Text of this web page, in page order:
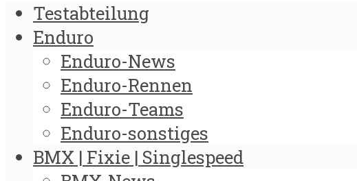
Testabteilung
Enduro
Enduro-News
Enduro-Rennen
Enduro-Teams
Enduro-sonstiges
BMX | Fixie | Singlespeed